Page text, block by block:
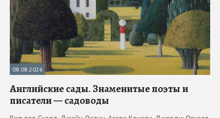
08.08.2026
Английские сады. Знаменитые поэты и
писатели — садоводы